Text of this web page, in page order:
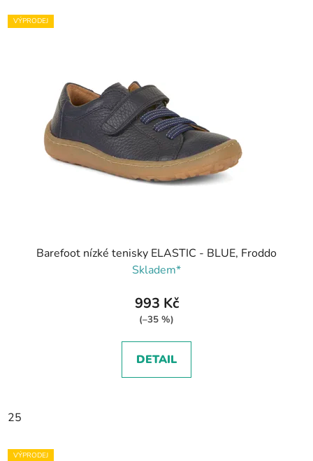
VÝPRODEJ
Barefoot nízké tenisky ELASTIC - BLUE, Froddo
Skladem*
993 Kč
(–35 %)
DETAIL
25
VÝPRODEJ